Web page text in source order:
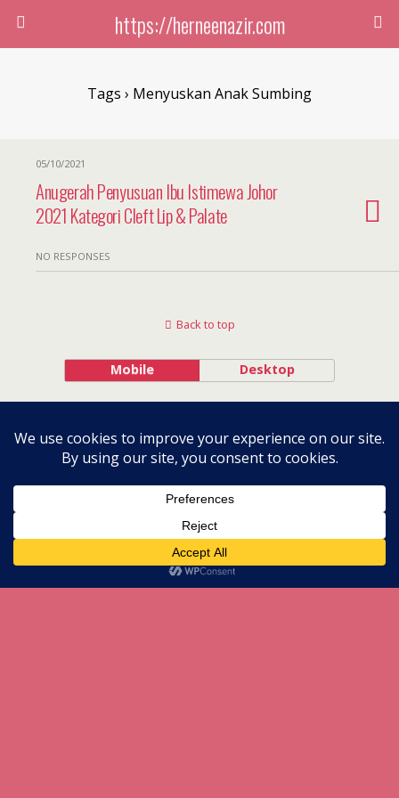
https://herneenazir.com
Tags › Menyuskan Anak Sumbing
05/10/2021
Anugerah Penyusuan Ibu Istimewa Johor
2021 Kategori Cleft Lip & Palate
NO RESPONSES
Back to top
Mobile Desktop